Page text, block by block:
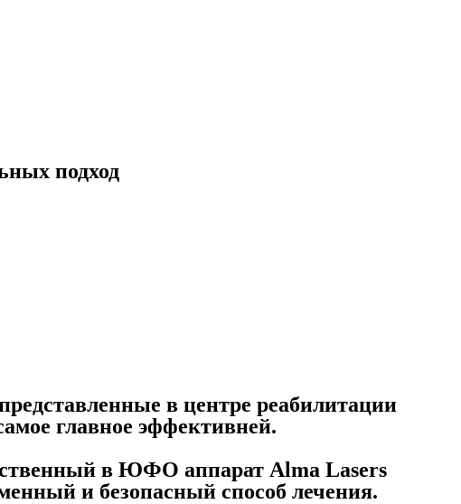
подход
в центре реабилитации
главное эффективней.
в ЮФО аппарат Alma Lasers
и безопасный способ лечения.